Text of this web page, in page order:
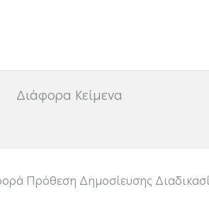
Διάφορα Κείμενα
Πρόθεση Δημοσίευσης